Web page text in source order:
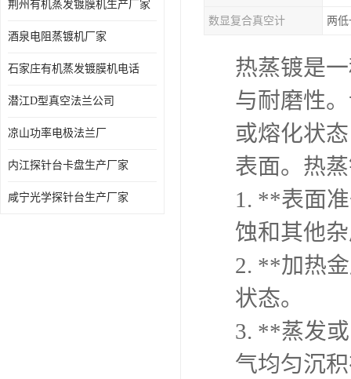
荆州有机蒸发镀膜机生产厂家
酒泉电阻蒸镀机厂家
石家庄有机蒸发镀膜机电话
潜江D型真空法兰公司
凉山功率电极法兰厂
内江探针台卡盘生产厂家
咸宁光学探针台生产厂家
数显复合真空计 两
热蒸镀是
与耐磨性
或熔化状
表面。热
1. **表面
蚀和其他
2. **加热
状态。
3. **蒸发
气均匀沉